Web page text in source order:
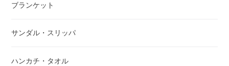
ブランケット
サンダル・スリッパ
ハンカチ・タオル